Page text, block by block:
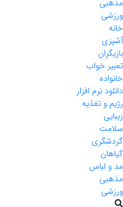
مذهبی
ورزشی
خانه
آشپزی
بازیگران
تعبیر خواب
خانواده
دانلود نرم افزار
رژیم و تغذیه
زیبایی
سلامت
گردشگری
گیاهان
مد و لباس
مذهبی
ورزشی